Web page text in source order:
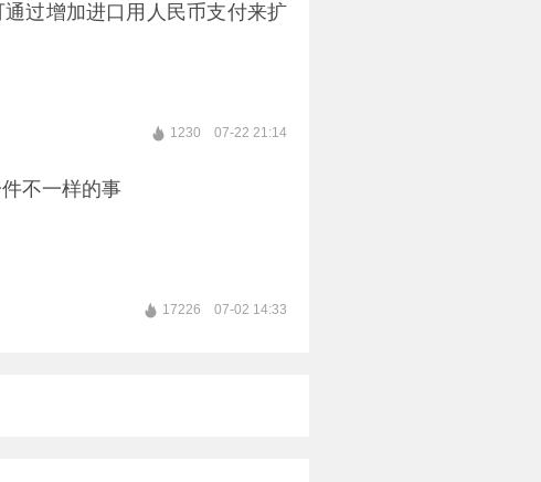
过增加进口用人民币支付来扩
1230 07-22 21:14
不一样的事
17226 07-02 14:33